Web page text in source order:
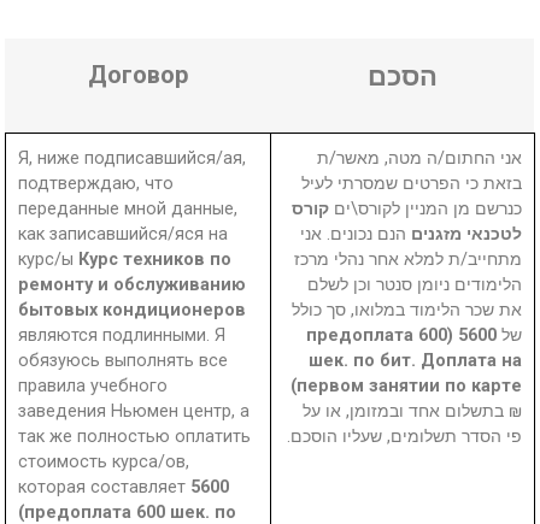
Договор הסכם
Я, ниже подписавшийся/ая,
подтверждаю, что
переданные мной данные,
как записавшийся/яся на
курс/ы Курс техников по
ремонту и обслуживанию
бытовых кондиционеров
являются подлинными. Я
обязуюсь выполнять все
правила учебного
заведения Ньюмен центр, а
так же полностью оплатить
стоимость курса/ов,
которая составляет 5600
(предоплата 600 шек. по
אני החתום/ה מטה, מאשר/ת
בזאת כי הפרטים שמסרתי לעיל
כנרשם מן המניין לקורס\ים קורס
לטכנאי מזגנים הנם נכונים. אני
מתחייב/ת למלא אחר נהלי מרכז
הלימודים ניומן סנטר וכן לשלם
את שכר הלימוד במלואו, סך כולל
של
5600 (предоплата 600
шек. по бит. Доплата на
первом занятии по карте)
₪ בתשלום אחד ובמזומן, או על
פי הסדר תשלומים, שעליו הוסכם.